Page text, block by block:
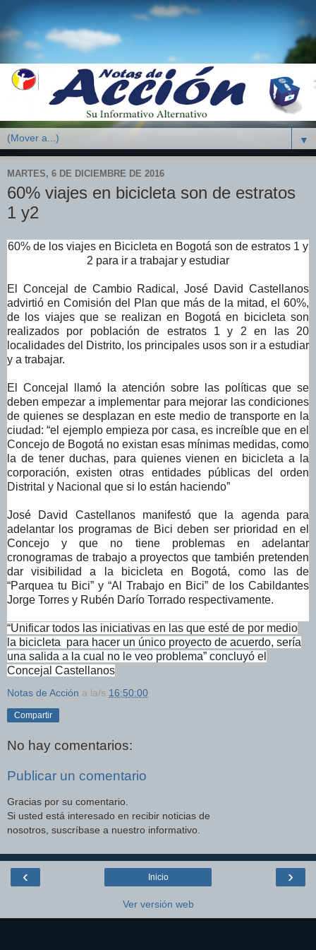
▼
MARTES, 6 DE DICIEMBRE DE 2016
60% viajes en bicicleta son de estratos
1 y2
60% de los viajes en Bicicleta en Bogotá son de estratos 1 y
2 para ir a trabajar y estudiar
El Concejal de Cambio Radical, José David Castellanos
advirtió en Comisión del Plan que más de la mitad, el 60%,
de los viajes que se realizan en Bogotá en bicicleta son
realizados por población de estratos 1 y 2 en las 20
localidades del Distrito, los principales usos son ir a estudiar
y a trabajar.
El Concejal llamó la atención sobre las políticas que se
deben empezar a implementar para mejorar las condiciones
de quienes se desplazan en este medio de transporte en la
ciudad: “el ejemplo empieza por casa, es increíble que en el
Concejo de Bogotá no existan esas mínimas medidas, como
la de tener duchas, para quienes vienen en bicicleta a la
corporación, existen otras entidades públicas del orden
Distrital y Nacional que si lo están haciendo”
José David Castellanos manifestó que la agenda para
adelantar los programas de Bici deben ser prioridad en el
Concejo y que no tiene problemas en adelantar
cronogramas de trabajo a proyectos que también pretenden
dar visibilidad a la bicicleta en Bogotá, como las de
“Parquea tu Bici” y “Al Trabajo en Bici” de los Cabildantes
Jorge Torres y Rubén Darío Torrado respectivamente.
“Unificar todos las iniciativas en las que esté de por medio
la bicicleta para hacer un único proyecto de acuerdo, sería
una salida a la cual no le veo problema” concluyó el
Concejal Castellanos
Notas de Acción a la/s 16:50:00
Compartir
No hay comentarios:
Publicar un comentario
Gracias por su comentario.
Si usted está interesado en recibir noticias de
nosotros, suscríbase a nuestro informativo.
‹ ›
Inicio
Ver versión web